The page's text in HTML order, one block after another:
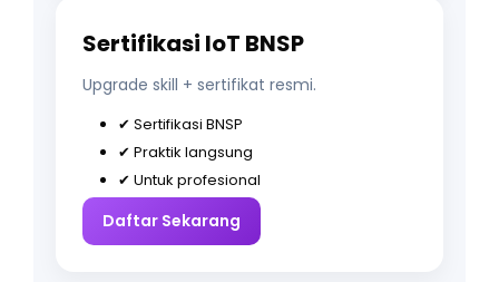
Sertifikasi IoT BNSP
Upgrade skill + sertifikat resmi.
✔ Sertifikasi BNSP
✔ Praktik langsung
✔ Untuk profesional
Daftar Sekarang